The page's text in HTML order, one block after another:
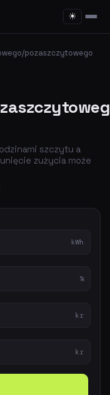
☀
pozaszczytowego
szczytu a
zużycia może
kWh
%
kr
kr